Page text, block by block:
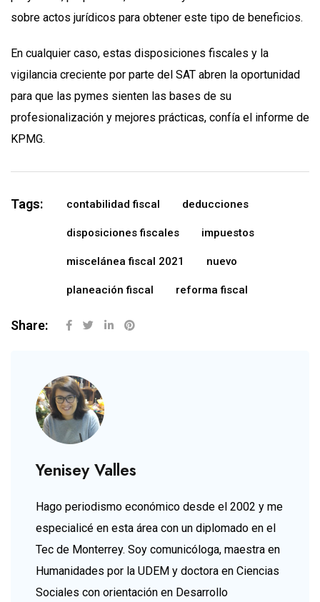
sobre actos jurídicos para obtener este tipo de beneficios.
En cualquier caso, estas disposiciones fiscales y la
vigilancia creciente por parte del SAT abren la oportunidad
para que las pymes sienten las bases de su
profesionalización y mejores prácticas, confía el informe de
KPMG.
Tags: contabilidad fiscal deducciones
disposiciones fiscales impuestos
miscelánea fiscal 2021 nuevo
planeación fiscal reforma fiscal
Share:
Yenisey Valles
Hago periodismo económico desde el 2002 y me
especialicé en esta área con un diplomado en el
Tec de Monterrey. Soy comunicóloga, maestra en
Humanidades por la UDEM y doctora en Ciencias
Sociales con orientación en Desarrollo